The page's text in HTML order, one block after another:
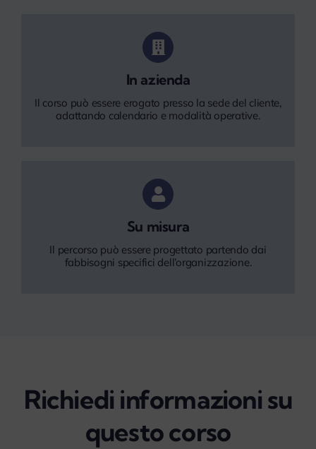
In azienda
Il corso può essere erogato presso la sede del cliente,
adattando calendario e modalità operative.
Su misura
Il percorso può essere progettato partendo dai
fabbisogni specifici dell’organizzazione.
Richiedi informazioni su
questo corso